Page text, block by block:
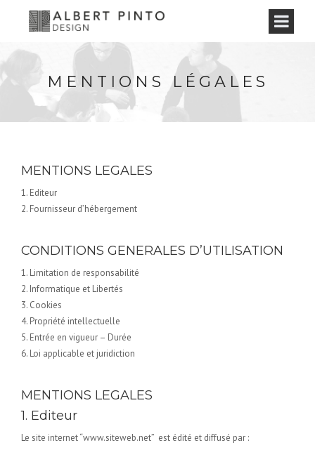
MENTIONS LÉGALES
MENTIONS LEGALES
1. Editeur
2. Fournisseur d’hébergement
CONDITIONS GENERALES D’UTILISATION
1. Limitation de responsabilité
2. Informatique et Libertés
3. Cookies
4. Propriété intellectuelle
5. Entrée en vigueur – Durée
6. Loi applicable et juridiction
MENTIONS LEGALES
1. Editeur
Le site internet “www.siteweb.net” est édité et diffusé par :